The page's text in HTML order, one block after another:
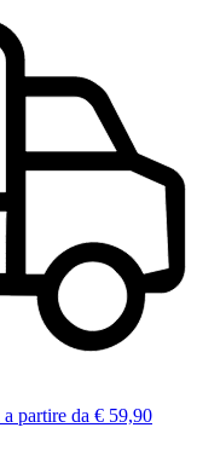
a partire da € 59,90